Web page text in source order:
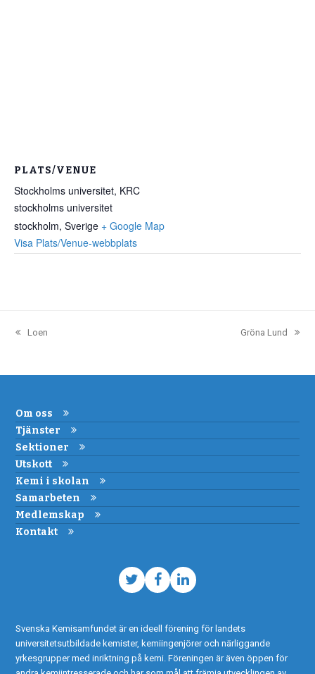
PLATS/VENUE
Stockholms universitet, KRC
stockholms universitet
stockholm, Sverige + Google Map
Visa Plats/Venue-webbplats
Loen Gröna Lund
Om oss
Tjänster
Sektioner
Utskott
Kemi i skolan
Samarbeten
Medlemskap
Kontakt
TwitterFacebook
LinkedIn
Svenska Kemisamfundet är en ideell förening för landets
universitetsutbildade kemister, kemiingenjörer och närliggande
yrkesgrupper med inriktning på kemi. Föreningen är även öppen för